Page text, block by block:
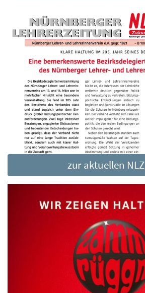
zur aktuellen NLZ